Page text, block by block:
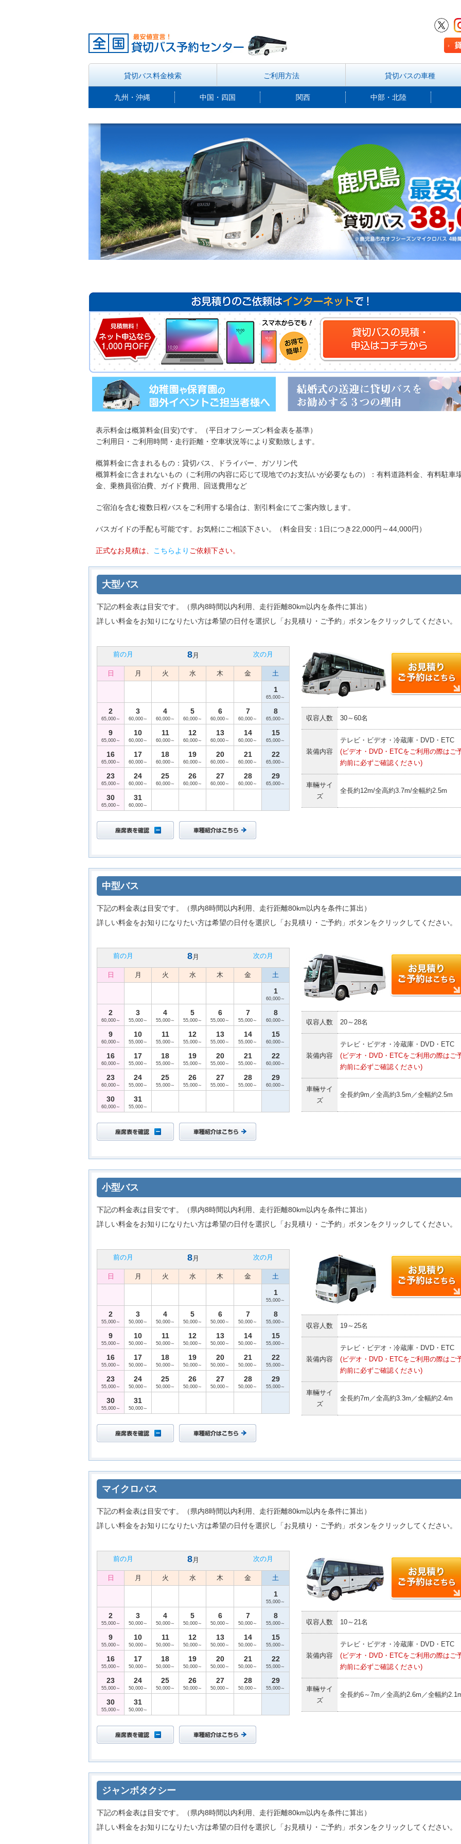
貸切バス料金検索 ご利用方法 貸切バスの車種
九州・沖縄 中国・四国 関西 中部・北陸
・表示料金は概算料金(目安)です。（平日オフシーズン料金表を基準）
ご利用日・ご利用時間・走行距離・空車状況等により変動致します。
・概算料金に含まれるもの：貸切バス、ドライバー、ガソリン代
概算料金に含まれないもの（ご利用の内容に応じて現地でのお支払いが必要なもの）：有料道路料金、有料駐車
金、乗務員宿泊費、ガイド費用、回送費用など
・ご宿泊を含む複数日程バスをご利用する場合は、割引料金にてご案内致します。
・バスガイドの手配も可能です。お気軽にご相談下さい。（料金目安：1日につき22,000円～44,000円）
・正式なお見積は、 こちらより ご依頼下さい。
大型バス
下記の料金表は目安です。（県内8時間以内利用、走行距離80km以内を条件に算出）
詳しい料金をお知りになりたい方は希望の日付を選択し「お見積り・ご予約」ボタンをクリックしてください。
前の月 8 月 次の月
日 月 火 水 木 金 土
1
65,000～
2
65,000～
3
60,000～
4
60,000～
5
60,000～
6
60,000～
7
60,000～
8
65,000～
9
65,000～
10
60,000～
11
60,000～
12
60,000～
13
60,000～
14
60,000～
15
65,000～
16
65,000～
17
60,000～
18
60,000～
19
60,000～
20
60,000～
21
60,000～
22
65,000～
23
65,000～
24
60,000～
25
60,000～
26
60,000～
27
60,000～
28
60,000～
29
65,000～
30
65,000～
31
60,000～
収容人数 30～60名
装備内容
テレビ・ビデオ・冷蔵庫・DVD・ETC
(ビデオ・DVD・ETCをご利用の際はご
約前に必ずご確認ください)
車輛サイ
ズ
全長約12m/全高約3.7m/全幅約2.5m
中型バス
下記の料金表は目安です。（県内8時間以内利用、走行距離80km以内を条件に算出）
詳しい料金をお知りになりたい方は希望の日付を選択し「お見積り・ご予約」ボタンをクリックしてください。
前の月 8 月 次の月
日 月 火 水 木 金 土
1
60,000～
2
60,000～
3
55,000～
4
55,000～
5
55,000～
6
55,000～
7
55,000～
8
60,000～
9
60,000～
10
55,000～
11
55,000～
12
55,000～
13
55,000～
14
55,000～
15
60,000～
16
60,000～
17
55,000～
18
55,000～
19
55,000～
20
55,000～
21
55,000～
22
60,000～
23
60,000～
24
55,000～
25
55,000～
26
55,000～
27
55,000～
28
55,000～
29
60,000～
30
60,000～
31
55,000～
収容人数 20～28名
装備内容
テレビ・ビデオ・冷蔵庫・DVD・ETC
(ビデオ・DVD・ETCをご利用の際はご
約前に必ずご確認ください)
車輛サイ
ズ
全長約9m／全高約3.5m／全幅約2.5m
小型バス
下記の料金表は目安です。（県内8時間以内利用、走行距離80km以内を条件に算出）
詳しい料金をお知りになりたい方は希望の日付を選択し「お見積り・ご予約」ボタンをクリックしてください。
前の月 8 月 次の月
日 月 火 水 木 金 土
1
55,000～
2
55,000～
3
50,000～
4
50,000～
5
50,000～
6
50,000～
7
50,000～
8
55,000～
9
55,000～
10
50,000～
11
50,000～
12
50,000～
13
50,000～
14
50,000～
15
55,000～
16
55,000～
17
50,000～
18
50,000～
19
50,000～
20
50,000～
21
50,000～
22
55,000～
23
55,000～
24
50,000～
25
50,000～
26
50,000～
27
50,000～
28
50,000～
29
55,000～
30
55,000～
31
50,000～
収容人数 19～25名
装備内容
テレビ・ビデオ・冷蔵庫・DVD・ETC
(ビデオ・DVD・ETCをご利用の際はご
約前に必ずご確認ください)
車輛サイ
ズ
全長約7m／全高約3.3m／全幅約2.4m
マイクロバス
下記の料金表は目安です。（県内8時間以内利用、走行距離80km以内を条件に算出）
詳しい料金をお知りになりたい方は希望の日付を選択し「お見積り・ご予約」ボタンをクリックしてください。
前の月 8 月 次の月
日 月 火 水 木 金 土
1
55,000～
2
55,000～
3
50,000～
4
50,000～
5
50,000～
6
50,000～
7
50,000～
8
55,000～
9
55,000～
10
50,000～
11
50,000～
12
50,000～
13
50,000～
14
50,000～
15
55,000～
16
55,000～
17
50,000～
18
50,000～
19
50,000～
20
50,000～
21
50,000～
22
55,000～
23
55,000～
24
50,000～
25
50,000～
26
50,000～
27
50,000～
28
50,000～
29
55,000～
30
55,000～
31
50,000～
収容人数 10～21名
装備内容
テレビ・ビデオ・冷蔵庫・DVD・ETC
(ビデオ・DVD・ETCをご利用の際はご
約前に必ずご確認ください)
車輛サイ
ズ
全長約6～7m／全高約2.6m／全幅約
ジャンボタクシー
下記の料金表は目安です。（県内8時間以内利用、走行距離80km以内を条件に算出）
詳しい料金をお知りになりたい方は希望の日付を選択し「お見積り・ご予約」ボタンをクリックしてください。